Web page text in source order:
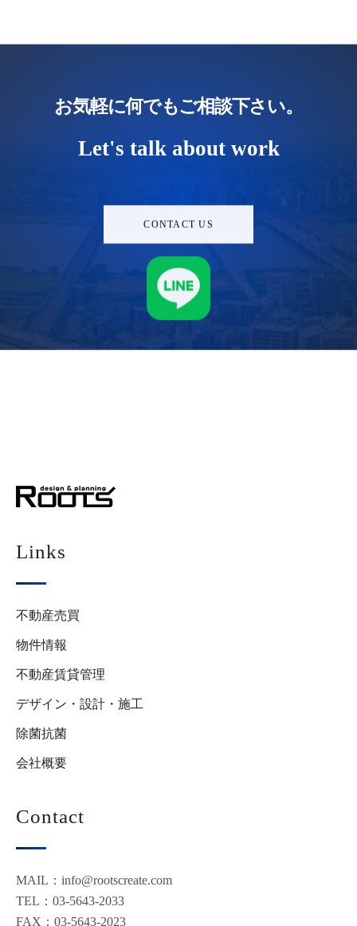
お気軽に何でもご相談下さい。
Let's talk about work
CONTACT US
Links
不動産売買
物件情報
不動産賃貸管理
デザイン・設計・施工
除菌抗菌
会社概要
Contact
MAIL：info@rootscreate.com
TEL：03-5643-2033
FAX：03-5643-2023